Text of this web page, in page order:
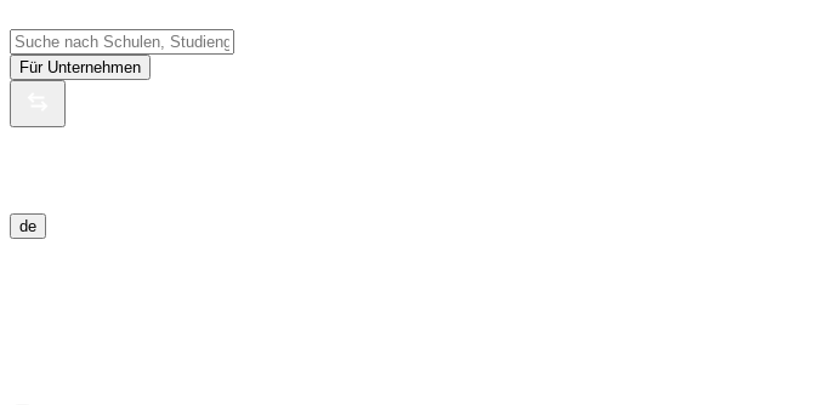
Für Unternehmen
de